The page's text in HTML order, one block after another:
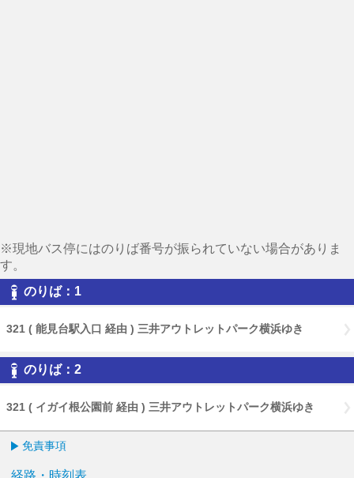
※現地バス停にはのりば番号が振られていない場合がありま
す。
のりば：1
321 ( 能見台駅入口 経由 ) 三井アウトレットパーク横浜ゆき
のりば：2
321 ( イガイ根公園前 経由 ) 三井アウトレットパーク横浜ゆき
免責事項